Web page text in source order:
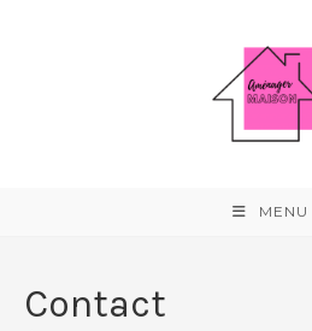
MENU
Contact